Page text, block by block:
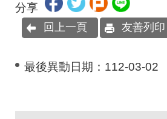
分享
回上一頁 友善列印
最後異動日期： 112-03-02